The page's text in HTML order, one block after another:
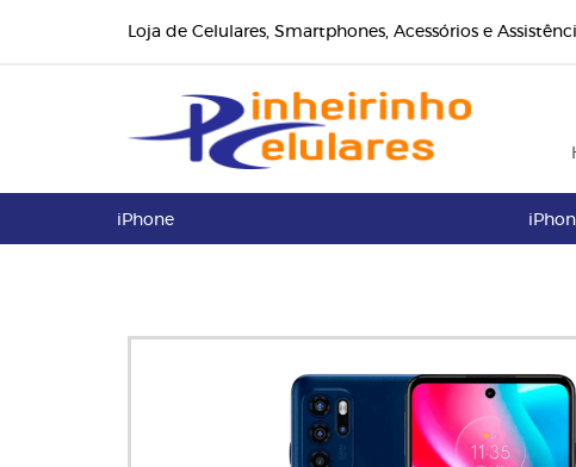
Loja de Celulares, Smartphones, Acessórios e
iPhone